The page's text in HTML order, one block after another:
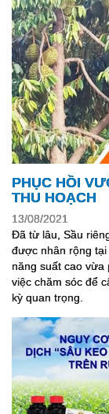
PHỤC HỒI
THU HOẠCH
13/08/2021
Đã từ lâu, Sầu
được nhân rộng
năng suất cao vừa
việc chăm sóc để
kỳ quan trọng.